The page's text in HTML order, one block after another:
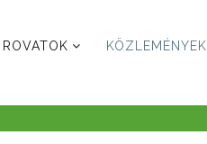
ROVATOK KÖZLEMÉNYEK